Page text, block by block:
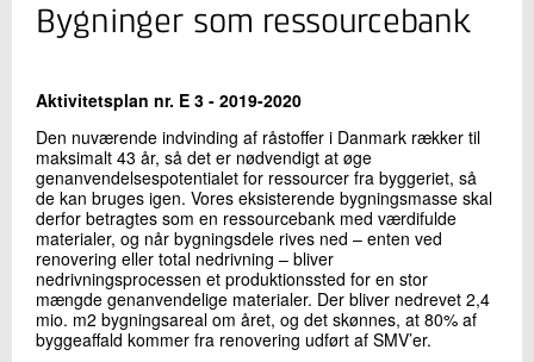
Jeg er din kontaktperson
Mette Glavind
Direktør, ph.d.
Byggeri og Anlæg
Bygninger som ressourcebank
Aktivitetsplan nr. E 3 - 2019-2020
Den nuværende indvinding af råstoffer i Danmark rækker til
maksimalt 43 år, så det er nødvendigt at øge
genanvendelsespotentialet for ressourcer fra byggeriet, så
de kan bruges igen. Vores eksisterende bygningsmasse skal
derfor betragtes som en ressourcebank med værdifulde
materialer, og når bygningsdele rives ned – enten ved
renovering eller total nedrivning – bliver
nedrivningsprocessen et produktionssted for en stor
mængde genanvendelige materialer. Der bliver nedrevet 2,4
mio. m2 bygningsareal om året, og det skønnes, at 80% af
byggeaffald kommer fra renovering udført af SMV’er.